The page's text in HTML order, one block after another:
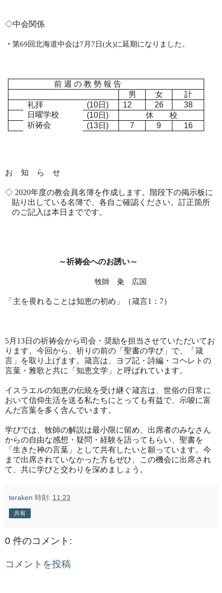
◇中会関係
・ 第69回北海道中会は7 月 7 日(火)に延期になりました。
前 週 の 教 勢 報 告
男
女
計
礼拝
(10日 ) 12 26
38
日曜学校
(10日 )
休 校
祈祷会
(13日 ) 7 9 16
お 知 ら せ
◇ 2020年度の教会員名簿を作成します。階段下の掲示板に
貼り出している名簿で、各自ご確認ください。訂正箇所
のご記入は本日までです。
～祈祷会へのお誘い～
牧師 粂 広国
「主を畏れることは知恵の初め」（箴言1 ： 7）
5月 13日の祈祷会から司会・奨励を担当させていただいてお
ります。今回から、祈りの前の「聖書の学び」で、「箴
言」を取り上げます。箴言は、ヨブ記・詩編・コヘレトの
言葉・雅歌と共に「知恵文学」と呼ばれています。
イスラエルの知恵の伝統を受け継ぐ箴言は、世俗の日常に
おいて信仰生活を送る私たちにとっても有益で、示唆に富
んだ言葉を多く含んでいます。
学びでは、牧師の解説は最小限に留め、出席者のみなさん
からの自由な感想・疑問・経験を語ってもらい、聖書を
「生きた神の言葉」として共有したいと願っています。今
まで出席されていなかった方もぜひ、この機会に出席され
て、共に学びと交わりを深めましょう。
teraken 時刻: 11:23
共有
0 件のコメント:
コメントを投稿